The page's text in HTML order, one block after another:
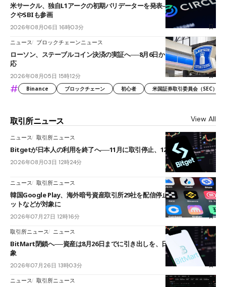
米サークル、独自L1アークの初期バリデーターを発表――ブラックロッ
クやSBIも参画
2026年08月06日 16時03分
ニュース ブロックチェーンニュース
ローソン、ステーブルコイン決済の実証へ──8月6日からJPYCやUSDC対
応
2026年08月05日 15時12分
# Binance ブロックチェーン 初心者 米国証券取引委員会（SEC）
取引所ニュース View All
ニュース 取引所ニュース
Bitgetが日本人の利用を終了へ──11月に取引停止、12月末に強制決済
2026年08月03日 12時24分
ニュース 取引所ニュース
韓国Google Play、海外暗号資産取引所29社を配信停止──OKXやバイビ
ットなどが対象に
2026年07月27日 12時16分
取引所ニュース ニュース
BitMart閉鎖へ──資産は8月26日までに引き出しを、日本人利用者も対
象
2026年07月26日 13時03分
ニュース 取引所ニュース